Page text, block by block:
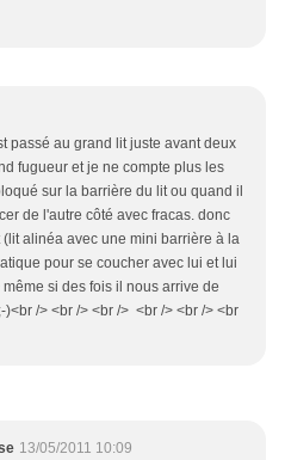
passé au grand lit juste avant deux
fugueur et je ne compte plus les
sur la barrière du lit ou quand il
de l'autre côté avec fracas. donc
alinéa avec une mini barrière à la
pour se coucher avec lui et lui
même si des fois il nous arrive de
/> <br /> <br /> <br /> <br /> <br
13/05/2011 10:09